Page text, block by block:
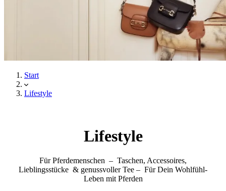
Start
Lifestyle
Lifestyle
Für Pferdemenschen – Taschen, Accessoires,
Lieblingsstücke & genussvoller Tee – Für Dein Wohlfühl-
Leben mit Pferden